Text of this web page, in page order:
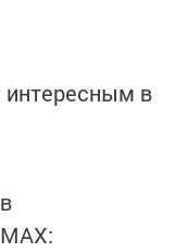
в